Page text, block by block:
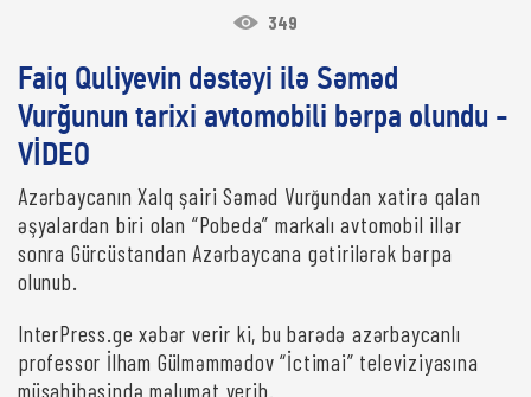
349
Faiq Quliyevin dəstəyi ilə Səməd
Vurğunun tarixi avtomobili bərpa olundu -
VİDEO
Azərbaycanın Xalq şairi Səməd Vurğundan xatirə qalan
əşyalardan biri olan “Pobeda” markalı avtomobil illər
sonra Gürcüstandan Azərbaycana gətirilərək bərpa
olunub.
InterPress.ge xəbər verir ki, bu barədə azərbaycanlı
professor İlham Gülməmmədov “İctimai” televiziyasına
müsahibəsində məlumat verib.